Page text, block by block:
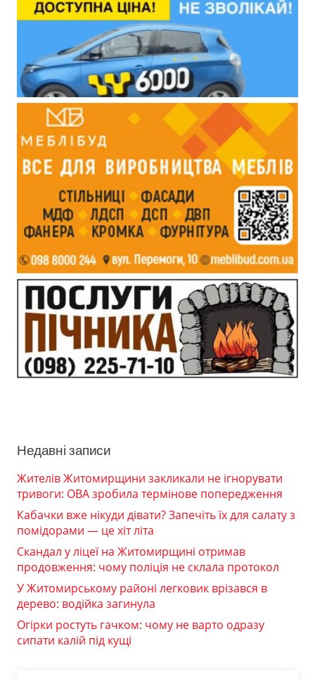
Недавні записи
Жителів Житомирщини закликали не ігнорувати
тривоги: ОВА зробила термінове попередження
Кабачки вже нікуди дівати? Запечіть їх для салату з
помідорами — це хіт літа
Скандал у ліцеї на Житомирщині отримав
продовження: чому поліція не склала протокол
У Житомирському районі легковик врізався в
дерево: водійка загинула
Огірки ростуть гачком: чому не варто одразу
сипати калій під кущі